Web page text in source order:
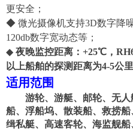
更安全；
◆ 微光摄像机支持3D数字降
120db数字宽动态等 ；
◆ 夜晚监控距离：+25℃ ，
以上船舶的探测距离为4-5公
适用范围
游轮、游艇、邮轮、无
船、浮船坞、散装船、救捞船
缉私艇、高速客轮、海监舰